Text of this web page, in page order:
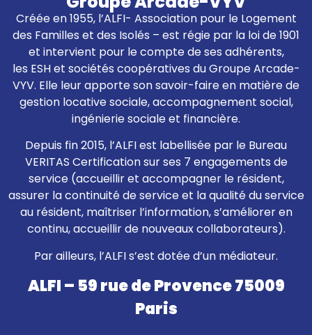
Créée en 1955, l’ALFI- Association pour le Logement
des Familles et des Isolés – est régie par la loi de 1901
et intervient pour le compte de ses adhérents,
les ESH et sociétés coopératives du Groupe Arcade-
VYV. Elle leur apporte son savoir-faire en matière de
gestion locative sociale, accompagnement social,
ingénierie sociale et financière.
Depuis fin 2015, l’ALFI est labellisée par le Bureau
VERITAS Certification sur ses 7 engagements de
service (accueillir et accompagner le résident,
assurer la continuité de service et la qualité du service
au résident, maîtriser l’information, s’améliorer en
continu, accueillir de nouveaux collaborateurs).
Par ailleurs, l’ALFI s’est dotée d’un médiateur.
ALFI – 59 rue de Provence 75009
Paris